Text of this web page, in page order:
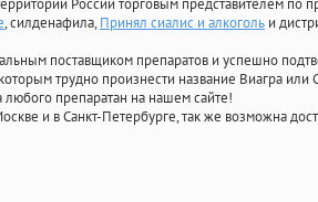
России торговым представителем по
, силденафила, Принял сиалис и алкоголь и
поставщиком препаратов и успешно
трудно произнести название Виагра или
препаратан на нашем сайте!
и в Санкт-Петербурге, так же возможна